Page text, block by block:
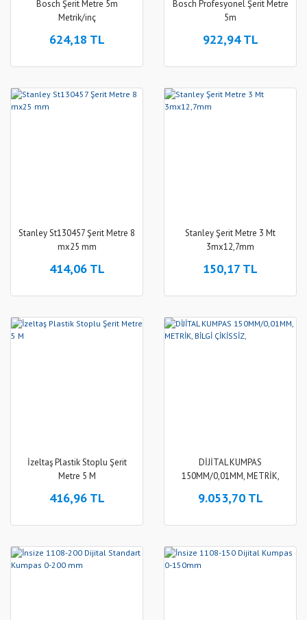
Bosch Şerit Metre 5m
Metrik/inç
624,18 TL
Bosch Profesyonel Şerit Metre
5m
922,94 TL
Stanley St130457 Şerit Metre 8
mx25 mm
414,06 TL
Stanley Şerit Metre 3 Mt
3mx12,7mm
150,17 TL
İzeltaş Plastik Stoplu Şerit
Metre 5 M
416,96 TL
DİJİTAL KUMPAS
150MM/0,01MM, METRİK,
9.053,70 TL